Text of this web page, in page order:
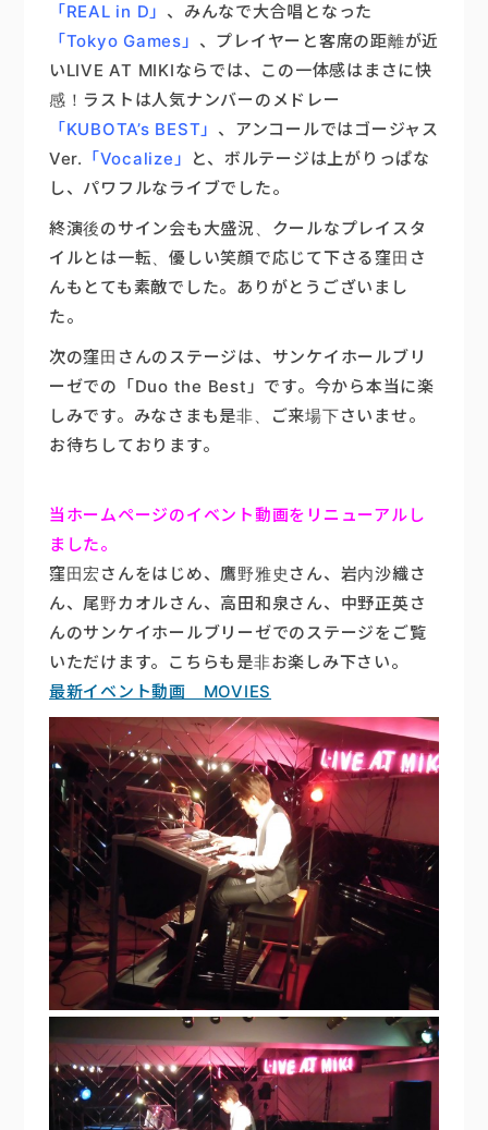
「REAL in D」 、みんなで大合唱となった
「Tokyo Games」 、プレイヤーと客席の距離が近
いLIVE AT MIKIならでは、この一体感はまさに快
感！ラストは人気ナンバーのメドレー
「KUBOTA’s BEST」 、アンコールではゴージャス
Ver. 「Vocalize」
と、ボルテージは上がりっぱな
し、パワフルなライブでした。
終演後のサイン会も大盛況、クールなプレイスタ
イルとは一転、優しい笑顔で応じて下さる窪田さ
んもとても素敵でした。ありがとうございまし
た。
次の窪田さんのステージは、サンケイホールブリ
ーゼでの「Duo the Best」です。今から本当に楽
しみです。みなさまも是非、ご来場下さいませ。
お待ちしております。
当ホームページのイベント動画をリニューアルし
ました。
窪田宏さんをはじめ、鷹野雅史さん、岩内沙織さ
ん、尾野カオルさん、高田和泉さん、中野正英さ
んのサンケイホールブリーゼでのステージをご覧
いただけます。こちらも是非お楽しみ下さい。
最新イベント動画 MOVIES